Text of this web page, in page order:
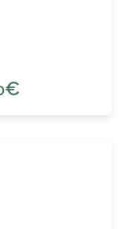
€